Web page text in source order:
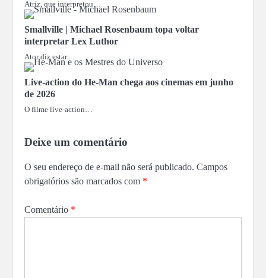
Atriz, que interpretou…
Smallville | Michael Rosenbaum topa voltar
interpretar Lex Luthor
Ator diz estar…
Live-action do He-Man chega aos cinemas em junho
de 2026
O filme live-action…
Deixe um comentário
O seu endereço de e-mail não será publicado. Campos
obrigatórios são marcados com *
Comentário *